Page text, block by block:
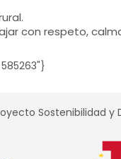
con respeto,
Sostenibilidad y